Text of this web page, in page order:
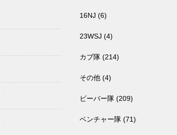
16NJ (6)
23WSJ (4)
カブ隊(214)
その他(4)
ビーバー隊(209)
ベンチャー隊(71)